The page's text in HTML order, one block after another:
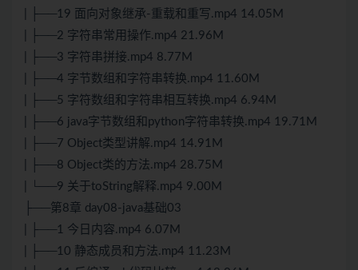
| ├──19 面向对象继承-重载和重写.mp4 14.05M
| ├──2 字符串常用操作.mp4 21.96M
| ├──3 字符串拼接.mp4 8.77M
| ├──4 字节数组和字符串转换.mp4 11.60M
| ├──5 字符数组和字符串相互转换.mp4 6.94M
| ├──6 java字节数组和python字符串转换.mp4 19.71M
| ├──7 Object类型讲解.mp4 14.91M
| ├──8 Object类的方法.mp4 28.75M
| └──9 关于toString解释.mp4 9.00M
├──第8章 day08-java基础03
| ├──1 今日内容.mp4 6.07M
| ├──10 静态成员和方法.mp4 11.23M